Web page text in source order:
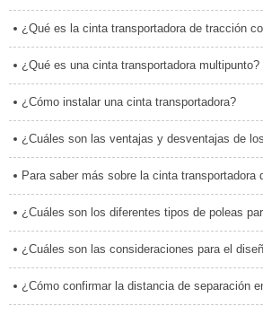
¿Qué es la cinta transportadora de tracción con
¿Qué es una cinta transportadora multipunto?
¿Cómo instalar una cinta transportadora?
¿Cuáles son las ventajas y desventajas de los transportadores de cinta
Para saber más sobre la cinta transportadora de
¿Cuáles son los diferentes tipos de poleas para el
¿Cuáles son las consideraciones para el diseño de cintas
¿Cómo confirmar la distancia de separación entre los rodillos de la